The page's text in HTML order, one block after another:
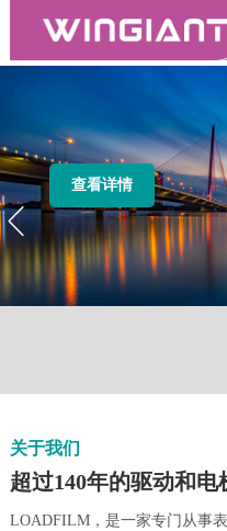
查看详情
关于我们
超过140年的驱动和电
LOADFILM，是一家专门从事
AI智能助手 03:12:33
您好，我是智能助手
您服务
常见问题
3.LOADFILM的销售联
4.我们的工作时间